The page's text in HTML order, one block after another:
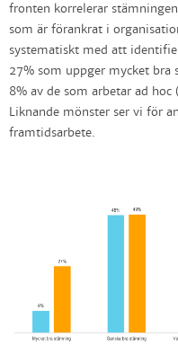
fronten korrelerar
som är förankrat i
systematiskt med att
27% som uppger mycket bra
8% av de som arbetar ad
Liknande mönster ser vi för
framtidsarbete.